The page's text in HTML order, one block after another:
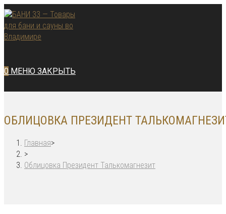
Перейти
к
содержимому
0 МЕНЮ ЗАКРЫТЬ
ОБЛИЦОВКА ПРЕЗИДЕНТ
Главная>
>
Облицовка Президент Талькомагнезит